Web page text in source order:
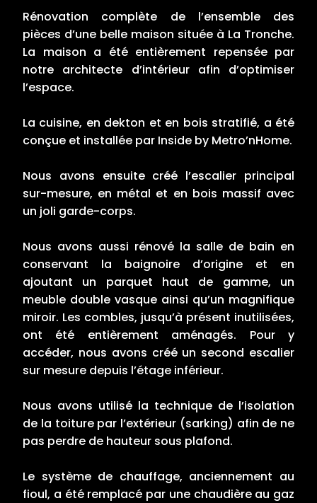
Rénovation complète de l’ensemble des
pièces d’une belle maison située à La Tronche.
La maison a été entièrement repensée par
notre architecte d’intérieur afin d’optimiser
l’espace.
La cuisine, en dekton et en bois stratifié, a été
conçue et installée par Inside by Metro’nHome.
Nous avons ensuite créé l’escalier principal
sur-mesure, en métal et en bois massif avec
un joli garde-corps.
Nous avons aussi rénové la salle de bain en
conservant la baignoire d’origine et en
ajoutant un parquet haut de gamme, un
meuble double vasque ainsi qu’un magnifique
miroir. Les combles, jusqu’à présent inutilisées,
ont été entièrement aménagés. Pour y
accéder, nous avons créé un second escalier
sur mesure depuis l’étage inférieur.
Nous avons utilisé la technique de l’isolation
de la toiture par l’extérieur (sarking) afin de ne
pas perdre de hauteur sous plafond.
Le système de chauffage, anciennement au
fioul, a été remplacé par une chaudière au gaz